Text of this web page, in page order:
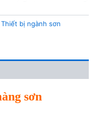
Thiết bị ngành sơn
sơn